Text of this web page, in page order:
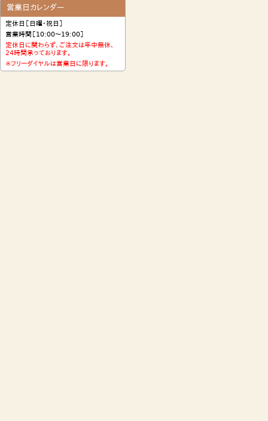
営業日カレンダー
定休日［日曜・祝日］
営業時間［10:00〜19:00］
定休日に関わらず、ご注文は年中無休、
24時間承っております。
※フリーダイヤルは営業日に限ります。